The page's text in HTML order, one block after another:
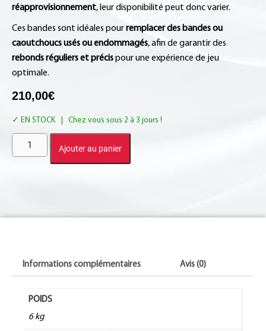
réapprovisionnement, leur disponibilité peut donc varier.
Ces bandes sont idéales pourremplacer des bandes ou
caoutchoucs usés ou endommagés, afin de garantir des
rebonds réguliers et précispour une expérience de jeu
optimale.
210,00€
EN STOCK
Ajouter au panier
Informations complémentaires Avis (0)
POIDS
6 kg